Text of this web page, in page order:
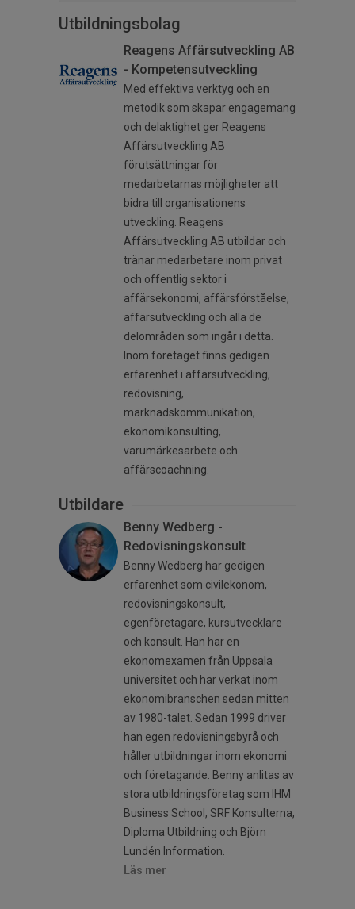
Utbildningsbolag
Reagens Affärsutveckling AB
- Kompetensutveckling
Med effektiva verktyg och en
metodik som skapar engagemang
och delaktighet ger Reagens
Affärsutveckling AB
förutsättningar för
medarbetarnas möjligheter att
bidra till organisationens
utveckling. Reagens
Affärsutveckling AB utbildar och
tränar medarbetare inom privat
och offentlig sektor i
affärsekonomi, affärsförståelse,
affärsutveckling och alla de
delområden som ingår i detta.
Inom företaget finns gedigen
erfarenhet i affärsutveckling,
redovisning,
marknadskommunikation,
ekonomikonsulting,
varumärkesarbete och
affärscoachning.
Utbildare
Benny Wedberg -
Redovisningskonsult
Benny Wedberg har gedigen
erfarenhet som civilekonom,
redovisningskonsult,
egenföretagare, kursutvecklare
och konsult. Han har en
ekonomexamen från Uppsala
universitet och har verkat inom
ekonomibranschen sedan mitten
av 1980-talet. Sedan 1999 driver
han egen redovisningsbyrå och
håller utbildningar inom ekonomi
och företagande. Benny anlitas av
stora utbildningsföretag som IHM
Business School, SRF Konsulterna,
Diploma Utbildning och Björn
Lundén Information.
Läs mer